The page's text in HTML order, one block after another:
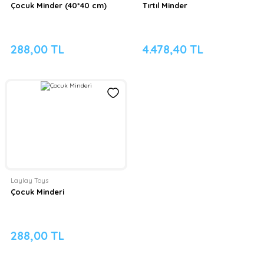
Çocuk Minder (40*40 cm)
288,00 TL
Tırtıl Minder
4.478,40 TL
Laylay Toys
Çocuk Minderi
288,00 TL